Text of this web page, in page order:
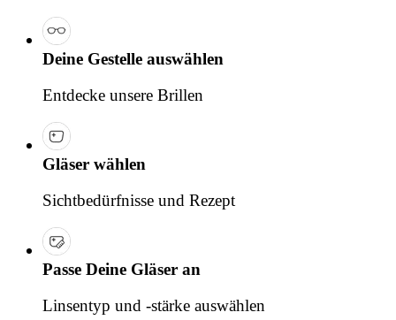
Deine Gestelle auswählen
Entdecke unsere Brillen
Gläser wählen
Sichtbedürfnisse und Rezept
Passe Deine Gläser an
Linsentyp und -stärke auswählen